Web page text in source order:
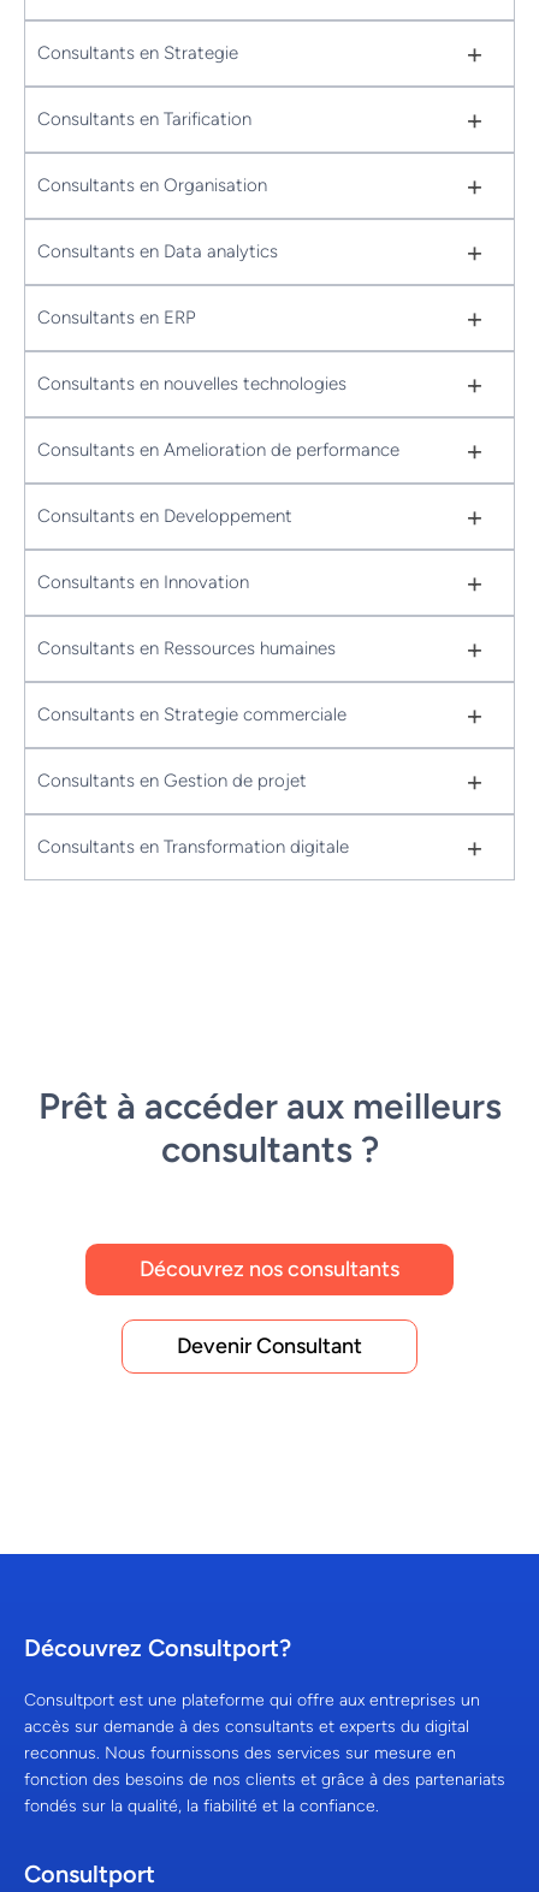
Consultants en Strategie +
Consultants en Tarification +
Consultants en Organisation +
Consultants en Data analytics +
Consultants en ERP +
Consultants en nouvelles technologies +
Consultants en Amelioration de performance +
Consultants en Developpement +
Consultants en Innovation +
Consultants en Ressources humaines +
Consultants en Strategie commerciale +
Consultants en Gestion de projet +
Consultants en Transformation digitale +
Prêt à accéder aux meilleurs
consultants ?
Découvrez nos consultants
Devenir Consultant
Découvrez Consultport?
Consultport est une plateforme qui offre aux entreprises un
accès sur demande à des consultants et experts du digital
reconnus. Nous fournissons des services sur mesure en
fonction des besoins de nos clients et grâce à des partenariats
fondés sur la qualité, la fiabilité et la confiance.
Consultport